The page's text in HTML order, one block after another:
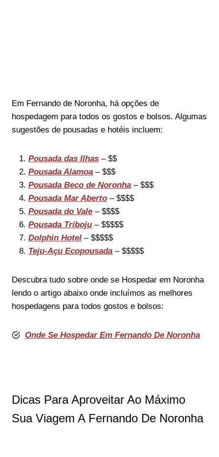
Em Fernando de Noronha, há opções de
hospedagem para todos os gostos e bolsos. Algumas
sugestões de pousadas e hotéis incluem:
Pousada das Ilhas – $$
Pousada Alamoa – $$$
Pousada Beco de Noronha – $$$
Pousada Mar Aberto – $$$$
Pousada do Vale – $$$$
Pousada Triboju – $$$$$
Dolphin Hotel – $$$$$
Teju-Açu Ecopousada – $$$$$
Descubra tudo sobre onde se Hospedar em Noronha
lendo o artigo abaixo onde incluímos as melhores
hospedagens para todos gostos e bolsos:
Onde Se Hospedar Em Fernando De Noronha
Dicas Para Aproveitar Ao Máximo
Sua Viagem A Fernando De Noronha